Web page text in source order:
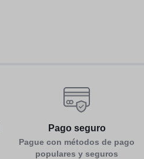
Pago seguro
Pague con métodos de pago
populares y seguros